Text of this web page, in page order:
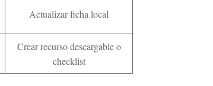
Actualizar ficha local
Crear recurso descargable o
checklist